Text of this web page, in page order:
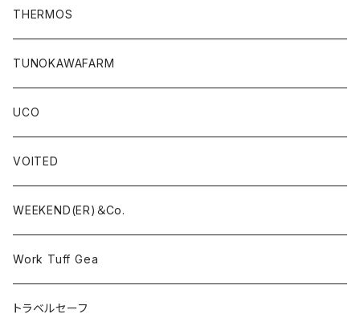
THERMOS
TUNOKAWAFARM
UCO
VOITED
WEEKEND(ER)＆Co.
Work Tuff Gea
トラベルセーフ